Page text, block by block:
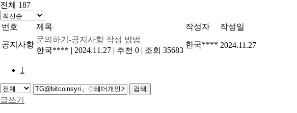
전체 187
번호 제목 작성자 작성일
공지사항
문의하기-공지사항 작성 방법
한국**** | 2024.11.27 | 추천 0 | 조회 35683
한국**** 2024.11.27
1
검색
글쓰기